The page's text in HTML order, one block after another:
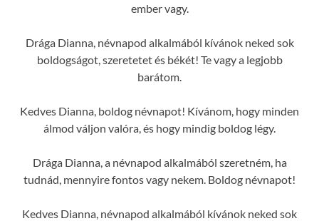
ember vagy.
Drága Dianna, névnapod alkalmából kívánok neked sok
boldogságot, szeretetet és békét! Te vagy a legjobb
barátom.
Kedves Dianna, boldog névnapot! Kívánom, hogy minden
álmod váljon valóra, és hogy mindig boldog légy.
Drága Dianna, a névnapod alkalmából szeretném, ha
tudnád, mennyire fontos vagy nekem. Boldog névnapot!
Kedves Dianna, névnapod alkalmából kívánok neked sok